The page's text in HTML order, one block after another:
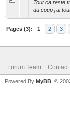
Tout ca reste
du coup j'ai
Pages (3): 1 2 3
Forum Team Contact
Powered By MyBB , ©